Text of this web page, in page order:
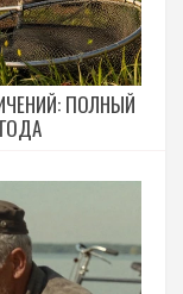
ПОЛНЫЙ